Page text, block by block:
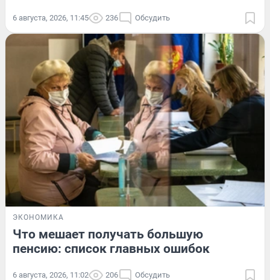
6 августа, 2026, 11:45 236 Обсудить
ЭКОНОМИКА
Что мешает получать большую
пенсию: список главных ошибок
6 августа, 2026, 11:02 206 Обсудить